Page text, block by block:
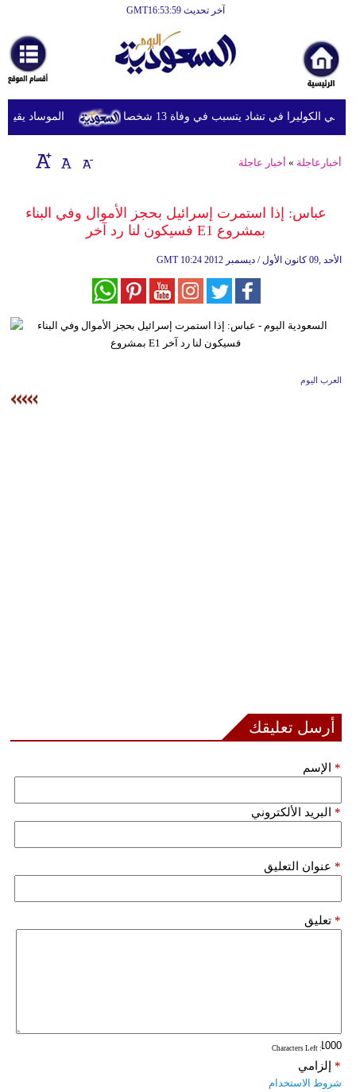
آخر تحديث GMT16:53:59
أخبارعاجلة
رياضة
ثقافة
إقتصاد
وموسيقى
ديكور
فيديو
الموساد يقيل الكوليرا في تشاد يتسبب في وفاة 13 شخصا
أخبارعاجلة » أخبار عاجلة
عباس: إذا استمرت إسرائيل بحجز الأموال وفي البناء
بمشروع E1 فسيكون لنا رد آخر
GMT 10:24 2012 الأحد ,09 كانون الأول / ديسمبر
العرب اليوم
أرسل تعليقك
الإسم *
البريد الألكتروني *
عنوان التعليق *
تعليق *
: Characters Left
إلزامي *
شروط الاستخدام